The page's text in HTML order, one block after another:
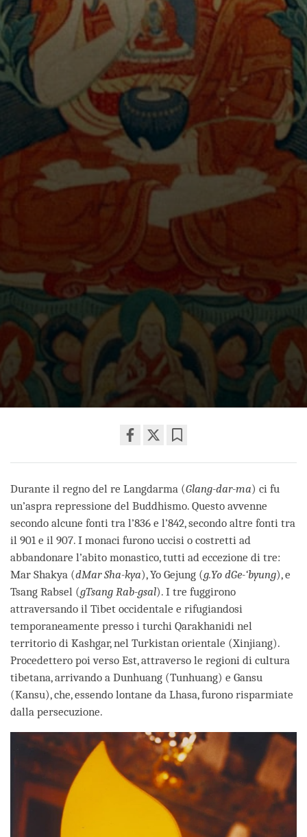
facebook
Durante il regno del re Langdarma (Glang-dar-ma) ci fu
un’aspra repressione del Buddhismo. Questo avvenne
secondo alcune fonti tra l’836 e l’842, secondo altre fonti tra
il 901 e il 907. I monaci furono uccisi o costretti ad
abbandonare l’abito monastico, tutti ad eccezione di tre:
Mar Shakya (dMar Sha-kya), Yo Gejung (g.Yo dGe-‘byung), e
Tsang Rabsel (gTsang Rab-gsal). I tre fuggirono
attraversando il Tibet occidentale e rifugiandosi
temporaneamente presso i turchi Qarakhanidi nel
territorio di Kashgar, nel Turkistan orientale (Xinjiang).
Procedettero poi verso Est, attraverso le regioni di cultura
tibetana, arrivando a Dunhuang (Tunhuang) e Gansu
(Kansu), che, essendo lontane da Lhasa, furono risparmiate
dalla persecuzione.